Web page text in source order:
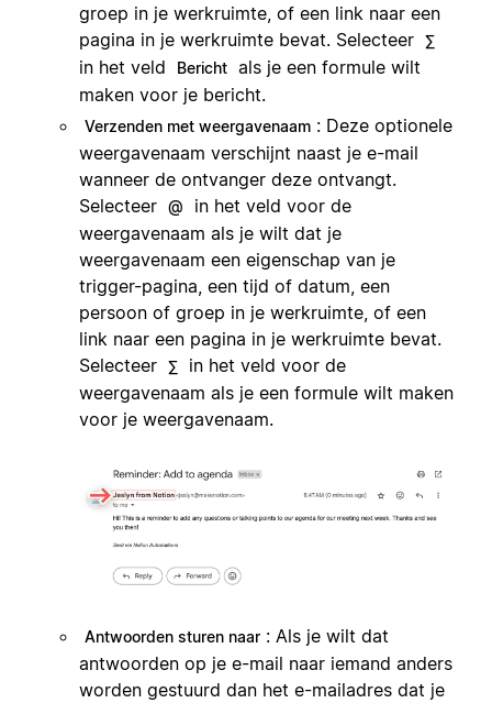
groep in je werkruimte, of een link naar een
pagina in je werkruimte bevat. Selecteer ∑
in het veld Bericht als je een formule wilt
maken voor je bericht.
Verzenden met weergavenaam : Deze optionele
weergavenaam verschijnt naast je e-mail
wanneer de ontvanger deze ontvangt.
Selecteer @
in het veld voor de
weergavenaam als je wilt dat je
weergavenaam een eigenschap van je
trigger-pagina, een tijd of datum, een
persoon of groep in je werkruimte, of een
link naar een pagina in je werkruimte bevat.
Selecteer ∑
in het veld voor de
weergavenaam als je een formule wilt maken
voor je weergavenaam.
Antwoorden sturen naar : Als je wilt dat
antwoorden op je e-mail naar iemand anders
worden gestuurd dan het e-mailadres dat je